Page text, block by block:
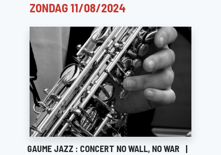
ZONDAG 11/08/2024
GAUME JAZZ : CONCERT NO WALL, NO WAR
|